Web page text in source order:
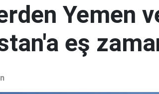
Yemen
eş